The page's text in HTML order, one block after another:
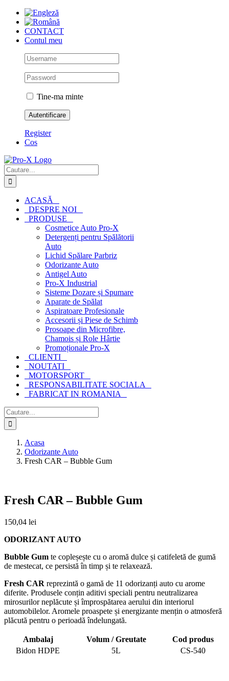
Skip
contentCONTACT
Contul meu
Tine-ma minte
Register
Cos
Cautare...
ACASĂ
DESPRE NOI
PRODUSE
Cosmetice Auto Pro-X
Detergenți pentru Spălătorii
Auto
Lichid Spălare Parbriz
Odorizante Auto
Antigel Auto
Pro-X Industrial
Sisteme Dozare și Spumare
Aparate de Spălat
Aspiratoare Profesionale
Accesorii și Piese de Schimb
Prosoape din Microfibre,
Chamois și Role Hârtie
Promoționale Pro-X
CLIENTI
NOUTATI
MOTORSPORT
RESPONSABILITATE SOCIALA
FABRICAT IN ROMANIA
Cautare...
Acasa
Odorizante Auto
Fresh CAR – Bubble Gum
Fresh CAR – Bubble Gum
150,04 lei
ODORIZANT AUTO
Bubble Gum te copleșește cu o aromă dulce și catifeletă de gumă
de mestecat, ce persistă în timp și te relaxează.
Fresh CAR reprezintă o gamă de 11 odorizanți auto cu arome
diferite. Produsele conțin aditivi speciali pentru neutralizarea
mirosurilor neplăcute și împrospătarea aerului din interiorul
automobilelor. Aromele proaspete și energizante mențin o atmosferă
plăcută pentru o perioadă îndelungată.
Ambalaj Volum / Greutate
Cod produs
Bidon HDPE
5L CS-540